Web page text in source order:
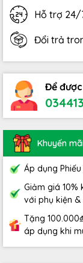
Hỗ trợ 24/
Đổi trả
Để
Khuyến
Áp dụng
Giảm giá
với phụ kiện
Tặng
áp dụng khi